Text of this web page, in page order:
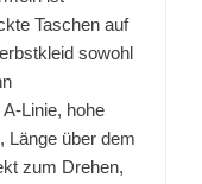
Taschen auf
sowohl
Linie, hohe
Länge über dem
zum Drehen,